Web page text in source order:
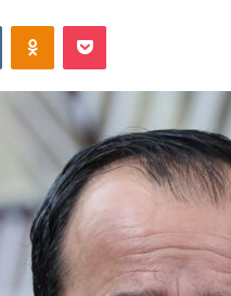
VKontakteOdnoklassniki
Pocket